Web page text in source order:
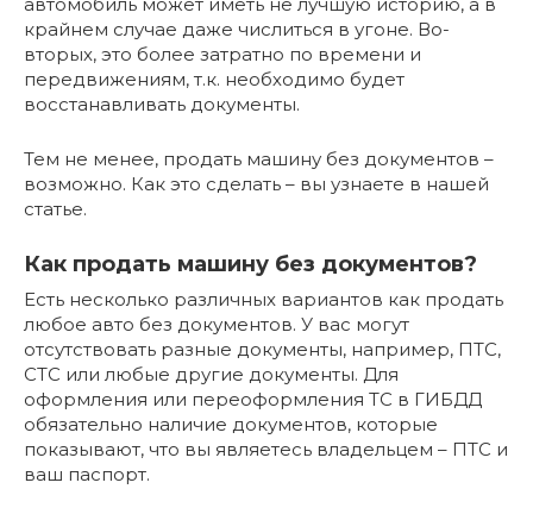
крайнем случае даже числиться в угоне. Во-
вторых, это более затратно по времени и
передвижениям, т.к. необходимо будет
восстанавливать документы.
Тем не менее, продать машину без документов –
возможно. Как это сделать – вы узнаете в нашей
статье.
Как продать машину без документов?
Есть несколько различных вариантов как продать
любое авто без документов. У вас могут
отсутствовать разные документы, например, ПТС,
СТС или любые другие документы. Для
оформления или переоформления ТС в ГИБДД
обязательно наличие документов, которые
показывают, что вы являетесь владельцем – ПТС и
ваш паспорт.